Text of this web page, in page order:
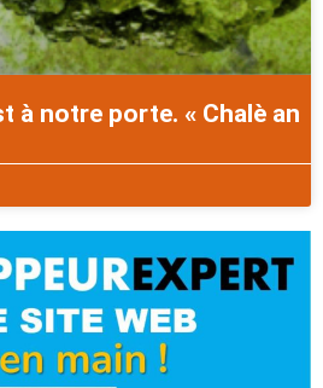
à notre porte. « Chalè an